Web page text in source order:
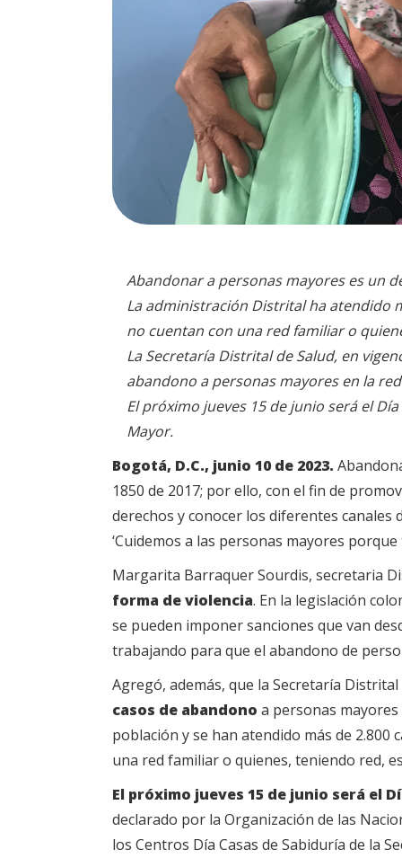
Abandonar a personas mayores es un
La administración Distrital ha atendido
no cuentan con una red familiar o
La Secretaría Distrital de Salud, en
abandono a personas mayores en la
El próximo jueves 15 de junio será el
Mayor.
Bogotá, D.C., junio 10 de 2023.
1850 de 2017; por ello, con el fin de
derechos y conocer los diferentes
‘Cuidemos a las personas mayores
Margarita Barraquer Sourdis, secretaria
forma de violencia. En la legislación
se pueden imponer sanciones que van
trabajando para que el abandono de
Agregó, además, que la Secretaría
casos de abandono a personas
población y se han atendido más de
una red familiar o quienes, teniendo red,
El próximo jueves 15 de junio será el
declarado por la Organización de las
los Centros Día Casas de Sabiduría de la